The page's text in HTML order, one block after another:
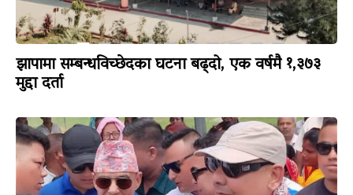
झापामा सम्बन्धविच्छेदका घटना बढ्दो, एक वर्षमै १,३७३
मुद्दा दर्ता